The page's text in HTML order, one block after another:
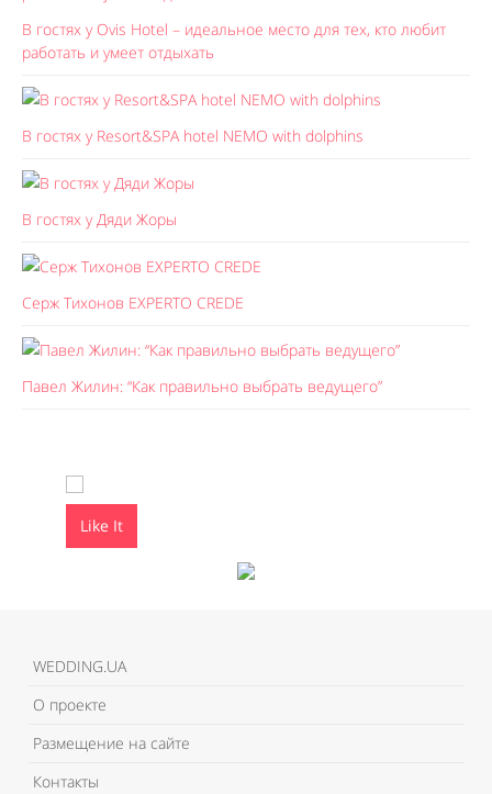
В гостях у Ovis Hotel – идеальное место для тех, кто любит
работать и умеет отдыхать
В гостях у Resort&SPA hotel NEMO with dolphins
В гостях у Дяди Жоры
Серж Тихонов EXPERTO CREDE
Павел Жилин: “Как правильно выбрать ведущего”
Like It
WEDDING.UA
О проекте
Размещение на сайте
Контакты